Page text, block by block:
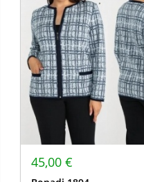
45,00 €